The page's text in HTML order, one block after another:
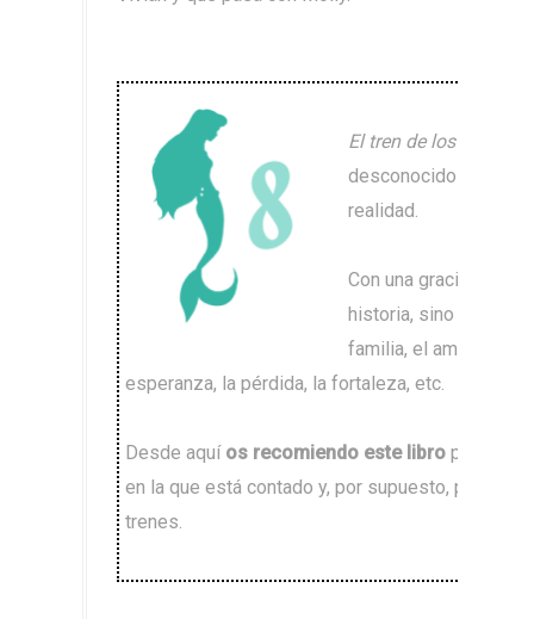
El tren de los
desconocido que,
realidad.
Con una gracia
historia, sino que
familia, el amor, la
esperanza, la pérdida, la fortaleza, etc.
Desde aquíos recomiendo este libro por
en la que está contado y, por supuesto, para
trenes.